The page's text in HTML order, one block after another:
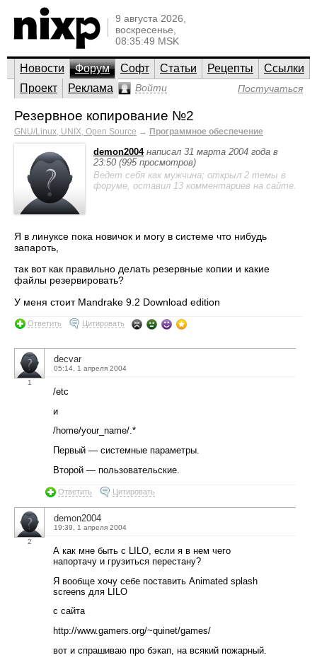
9 августа 2026,
воскресенье,
08:35:49 MSK
Новости Форум Софт Статьи Рецепты
Ссылки
Проект
Реклама Войти Постучаться
Резервное копирование №2
GNU/Linux, UNIX, Open Source → Программное обеспечение
demon2004 написал 31 марта 2004 года в
23:50 (995 просмотров)
Ведет себя как мужчина; открыл 2 темы в
форуме, оставил 13 комментариев на сайте.
Я в линуксе пока новичок и могу в системе что нибудь
запароть,
так вот как правильно делать резервные копии и какие
файлы резервировать?
У меня стоит Mandrake 9.2 Download edition
Ответить Цитировать
1
decvar
05:14, 1 апреля 2004
/etc
и
/home/your_name/.*
Первый — системные параметры.
Второй — пользовательские.
Ответить Цитировать
2
demon2004
19:39, 1 апреля 2004
А как мне быть с LILO, если я в нем чего
напортачу и грузиться перестану?
Я вообще хочу себе поставить Animated splash
screens для LILO
с сайта
http://www.gamers.org/~quinet/games/
вот и спрашиваю про бэкап, на всякий пожарный.